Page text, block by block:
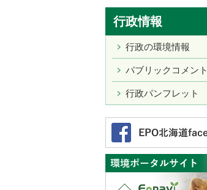
行政情報
行政の環境情報
パブリックコメント
行政パンフレット